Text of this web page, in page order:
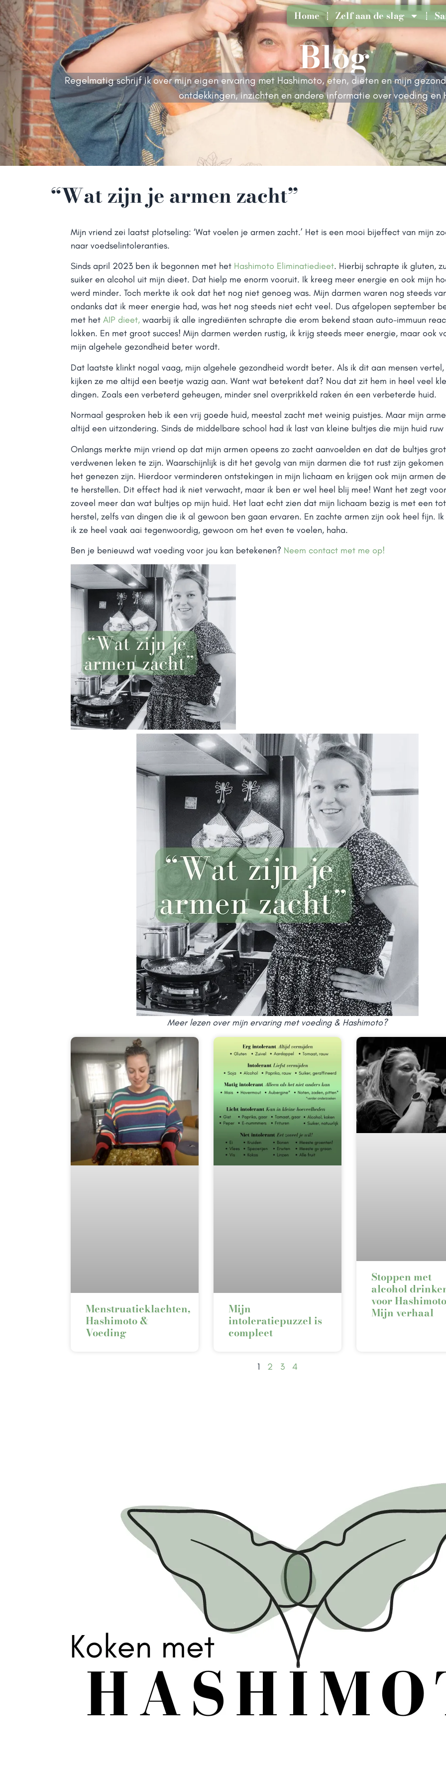
Home Zelf aan de slag
Blog
Regelmatig schrijf ik over mijn eigen ervaring met Hashimoto, eten, diëten en mijn
ontdekkingen, inzichten en andere informatie over voeding en
“Wat zijn je armen zacht”
Mijn vriend zei laatst plotseling: ‘Wat voelen je armen zacht.’ Het is een mooi bijeffect van mijn
naar voedselintoleranties.
Sinds april 2023 ben ik begonnen met het Hashimoto Eliminatiedieet. Hierbij schrapte ik gluten,
suiker en alcohol uit mijn dieet. Dat hielp me enorm vooruit. Ik kreeg meer energie en ook mijn
werd minder. Toch merkte ik ook dat het nog niet genoeg was. Mijn darmen waren nog steeds
ondanks dat ik meer energie had, was het nog steeds niet echt veel. Dus afgelopen september
met het AIP dieet, waarbij ik alle ingrediënten schrapte die erom bekend staan auto-immuun
lokken. En met groot succes! Mijn darmen werden rustig, ik krijg steeds meer energie, maar ook
mijn algehele gezondheid beter wordt.
Dat laatste klinkt nogal vaag, mijn algehele gezondheid wordt beter. Als ik dit aan mensen
kijken ze me altijd een beetje wazig aan. Want wat betekent dat? Nou dat zit hem in heel veel
dingen. Zoals een verbeterd geheugen, minder snel overprikkeld raken én een verbeterde huid.
Normaal gesproken heb ik een vrij goede huid, meestal zacht met weinig puistjes. Maar mijn
altijd een uitzondering. Sinds de middelbare school had ik last van kleine bultjes die mijn huid
Onlangs merkte mijn vriend op dat mijn armen opeens zo zacht aanvoelden en dat de bultjes
verdwenen leken te zijn. Waarschijnlijk is dit het gevolg van mijn darmen die tot rust zijn gekomen
het genezen zijn. Hierdoor verminderen ontstekingen in mijn lichaam en krijgen ook mijn armen
te herstellen. Dit effect had ik niet verwacht, maar ik ben er wel heel blij mee! Want het zegt
zoveel meer dan wat bultjes op mijn huid. Het laat echt zien dat mijn lichaam bezig is met een
herstel, zelfs van dingen die ik al gewoon ben gaan ervaren. En zachte armen zijn ook heel fijn.
ik ze heel vaak aai tegenwoordig, gewoon om het even te voelen, haha.
Ben je benieuwd wat voeding voor jou kan betekenen? Neem contact met me op!
Meer lezen over mijn ervaring met voeding & Hashimoto?
Menstruatieklachten,
Hashimoto &
Voeding
Mijn
intoleratiepuzzel is
compleet
Stoppen met
alcohol
voor
Mijn verhaal
1 2 3 4